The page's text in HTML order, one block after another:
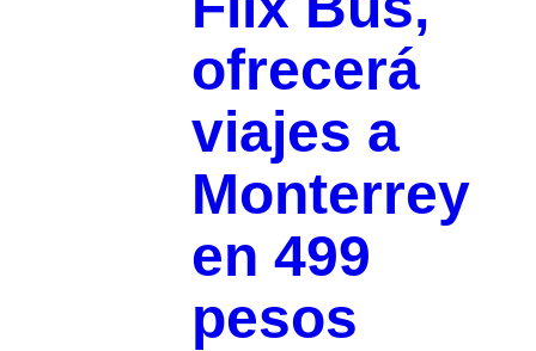
ofrecerá
viajes a
Monterrey
en 499
pesos